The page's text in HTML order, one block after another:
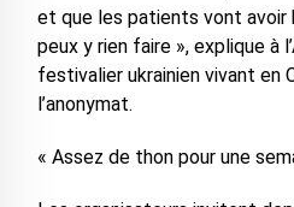
et que les patients vont avoir
peux y rien faire », explique à
festivalier ukrainien vivant en
l’anonymat.
« Assez de thon pour une